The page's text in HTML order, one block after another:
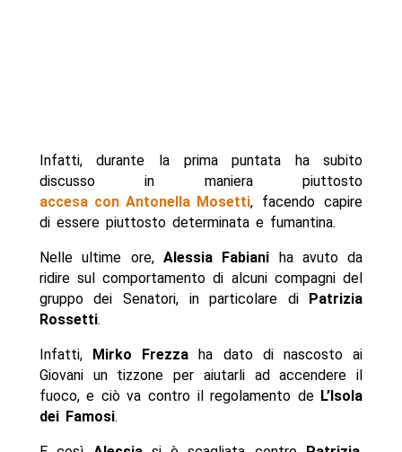
Infatti, durante la prima puntata ha subito
discusso in maniera piuttosto
accesa con Antonella Mosetti, facendo capire
di essere piuttosto determinata e fumantina.
Nelle ultime ore, Alessia Fabiani ha avuto da
ridire sul comportamento di alcuni compagni del
gruppo dei Senatori, in particolare di Patrizia
Rossetti.
Infatti, Mirko Frezza ha dato di nascosto ai
Giovani un tizzone per aiutarli ad accendere il
fuoco, e ciò va contro il regolamento de L’Isola
dei Famosi.